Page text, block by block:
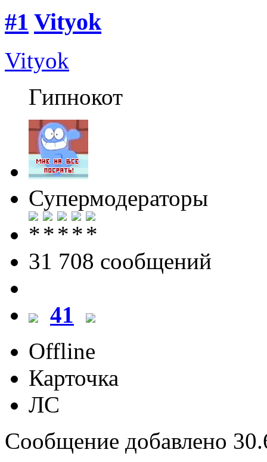
#1 Vityok
Vityok
Гипнокот
Супермодераторы
31 708 cообщений
41
Offline
Карточка
ЛС
Сообщение добавлено